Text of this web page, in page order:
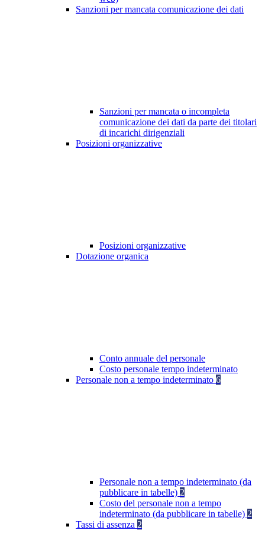
Sanzioni per mancata comunicazione dei dati
Sanzioni per mancata o incompleta
comunicazione dei dati da parte dei titolari
di incarichi dirigenziali
Posizioni organizzative
Posizioni organizzative
Dotazione organica
Conto annuale del personale
Costo personale tempo indeterminato
Personale non a tempo indeterminato 6
Personale non a tempo indeterminato (da
pubblicare in tabelle) 2
Costo del personale non a tempo
indeterminato (da pubblicare in tabelle) 2
Tassi di assenza 2